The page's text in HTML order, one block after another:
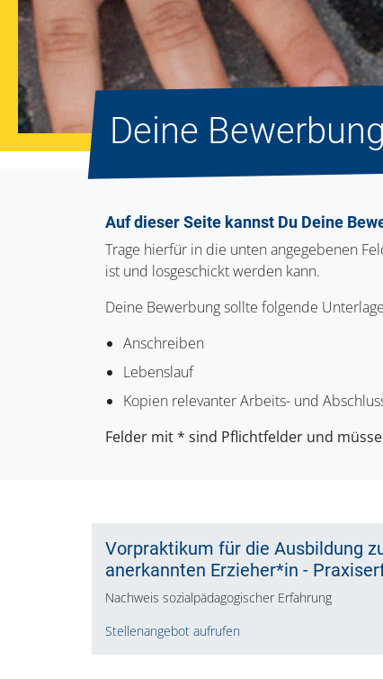
Deine Bewerbung
Auf dieser Seite kannst Du Deine
Trage hierfür in die unten angegebenen
ist und losgeschickt werden kann.
Deine Bewerbung sollte folgende
Anschreiben
Lebenslauf
Kopien relevanter Arbeits- und
Felder mit * sind Pflichtfelder und
Vorpraktikum für die Ausbildung
anerkannten Erzieher*in -
Nachweis sozialpädagogischer Erfahrung
Stellenangebot aufrufen